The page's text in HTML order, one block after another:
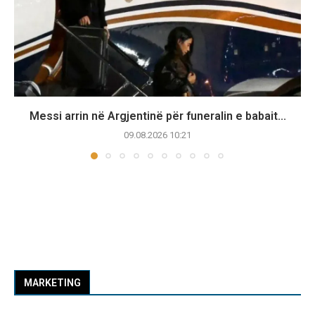
Messi arrin në Argjentinë për funeralin e babait...
09.08.2026 10:21
MARKETING